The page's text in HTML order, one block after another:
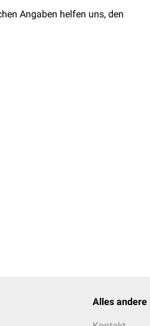
Angaben helfen uns, den
Alles andere